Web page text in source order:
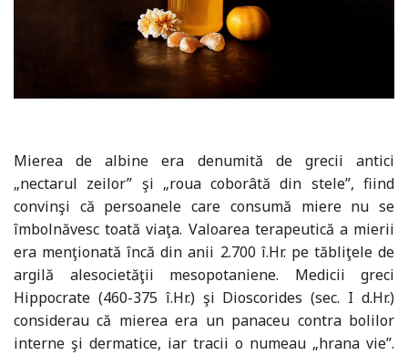
Mierea de albine era denumită de grecii antici
„nectarul zeilor” şi „roua coborâtă din stele”, fiind
convinşi că persoanele care consumă miere nu se
îmbolnăvesc toată viaţa. Valoarea terapeutică a mierii
era menţionată încă din anii 2.700 î.Hr. pe tăbliţele de
argilă alesocietăţii mesopotaniene. Medicii greci
Hippocrate (460-375 î.Hr.) şi Dioscorides (sec. I d.Hr.)
considerau că mierea era un panaceu contra bolilor
interne şi dermatice, iar tracii o numeau „hrana vie”.